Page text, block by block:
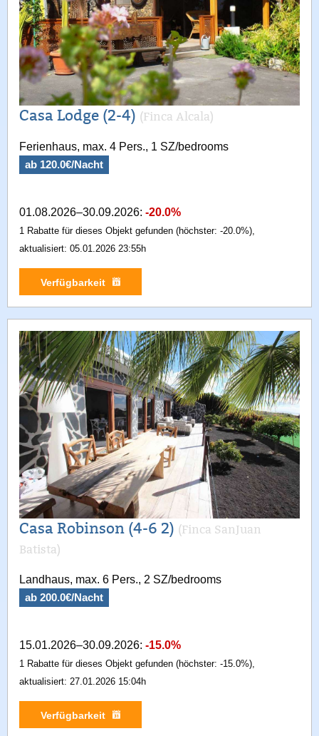
Casa Lodge (2-4) (Finca Alcala)
Ferienhaus, max. 4 Pers., 1 SZ/bedrooms
ab 120.0€/Nacht
01.08.2026–30.09.2026: -20.0%
1 Rabatte für dieses Objekt gefunden (höchster: -20.0%),
aktualisiert: 05.01.2026 23:55h
Verfügbarkeit
Casa Robinson (4-6 2) (Finca SanJuan
Batista)
Landhaus, max. 6 Pers., 2 SZ/bedrooms
ab 200.0€/Nacht
15.01.2026–30.09.2026: -15.0%
1 Rabatte für dieses Objekt gefunden (höchster: -15.0%),
aktualisiert: 27.01.2026 15:04h
Verfügbarkeit